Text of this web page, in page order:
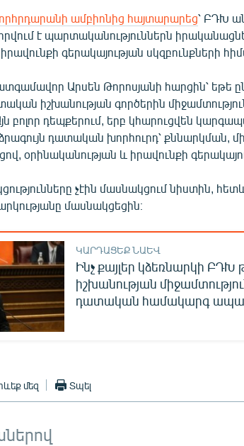
ամբիոնից հայտարարեց՝ ԲԴԽ
է պարտականություններն
գերակայության սկզբունքների
Արսեն Թորոսյանի հարցին՝ եթե
իշխանության գործերին
բոլոր դեպքերում, երբ կհարուցվեն
դատական խորհուրդ՝ քննարկման,
օրինականության և իրավունքի
չէին մասնակցում նիստին,
մասնակցեցին։
ԿԱՐԴԱՑԵՔ ՆԱԵՎ
Ինչ քայլեր կձեռնարկի ԲԴԽ
իշխանության
դատական համակարգ
մեզ Տպել